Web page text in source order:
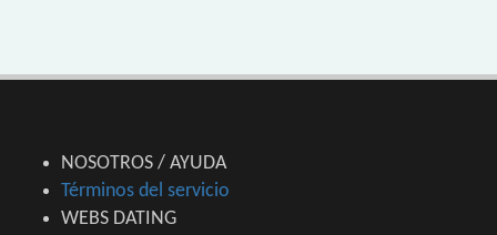
NOSOTROS / AYUDA
Términos del servicio
WEBS DATING